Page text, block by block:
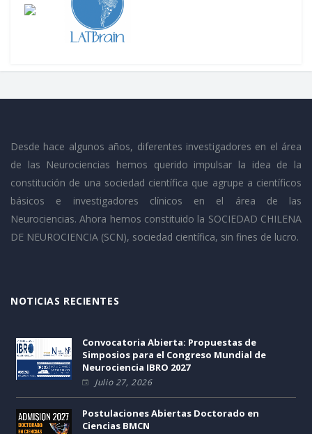
Desde hace algunos años, diferentes investigadores en el área
de las Neurociencias hemos querido impulsar la idea de la
constitución de una sociedad científica que agrupe a científicos
básicos e investigadores clínicos en el área de las
Neurociencias. Ahora hemos constituido la SOCIEDAD CHILENA
DE NEUROCIENCIA (SCN), sociedad científica, sin fines de lucro.
NOTICIAS RECIENTES
Convocatoria Abierta: Propuestas de
Simposios para el Congreso Mundial de
Neurociencia IBRO 2027
Julio 27, 2026
Postulaciones Abiertas Doctorado en
Ciencias BMCN